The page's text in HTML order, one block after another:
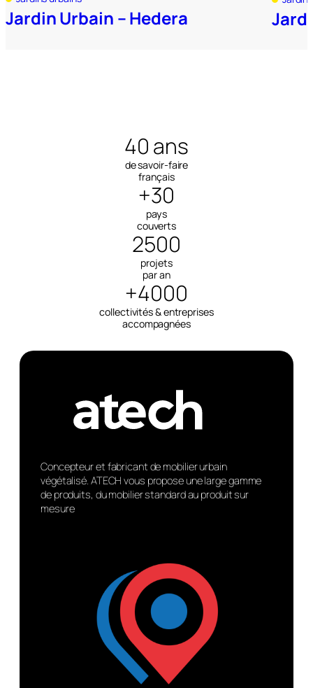
Jardin Urbain – Hedera
40 ans
de savoir-faire
français
+30
pays
couverts
2500
projets
par an
+4000
collectivités & entreprises
accompagnées
Concepteur et fabricant de mobilier urbain
végétalisé. ATECH vous propose une large gamme
de produits, du mobilier standard au produit sur
mesure